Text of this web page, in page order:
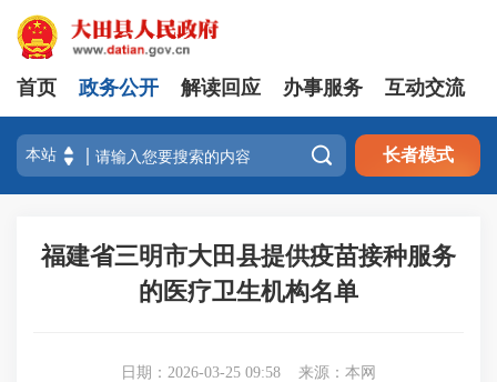
首页 政务公开 解读回应 办事服务 互动交流
 长者模式
福建省三明市大田县提供疫苗接种服务
的医疗卫生机构名单
日期：2026-03-25 09:58 来源：本网